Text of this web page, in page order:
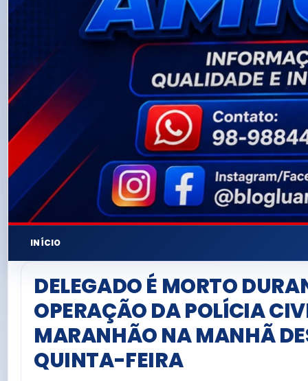
INÍCIO
DELEGADO É MORTO
OPERAÇÃO DA POLÍCIA
MARANHÃO NA MANHÃ
QUINTA-FEIRA